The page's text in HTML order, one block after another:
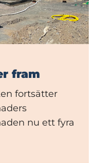
fram
fortsätter
nu ett fyra